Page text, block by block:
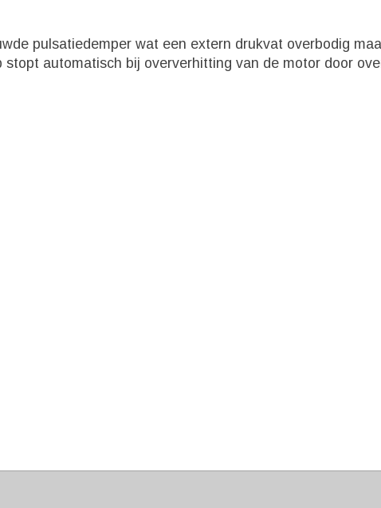
pulsatiedemper wat een extern drukvat overbodig
automatisch bij oververhitting van de motor door